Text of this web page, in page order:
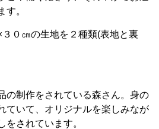
す。
０㎝の生地を２種類(表地と裏
の制作をされている森さん。身の
ていて、オリジナルを楽しみなが
をされています。